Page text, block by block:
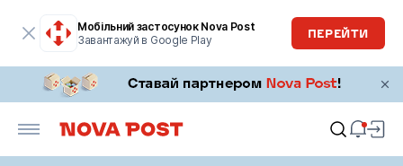
Мобільний застосунок Nova Post
Завантажуй в Google Play
ПЕРЕЙТИ